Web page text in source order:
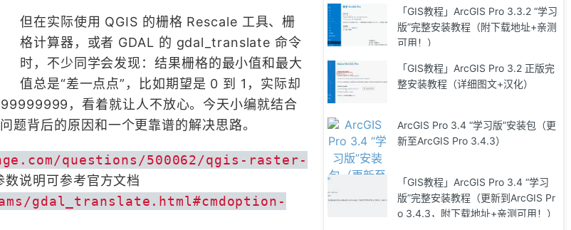
但在实际使用 QGIS 的栅格 Rescale 工具、栅
格计算器，或者 GDAL 的 gdal_translate 命令
时，不少同学会发现：结果栅格的最小值和最大
值总是“差一点点”，比如期望是 0 到 1，实际却
，看着就让人不放心。今天小编就结合
背后的原因和一个更靠谱的解决思路。
questions/500062/qgis-raster-
数说明可参考官方文档
gdal_translate.html#cmdoption-
「GIS教程」ArcGIS Pro 3.3.2 “学习
版”完整安装教程（附下载地址+亲测
可用！）
「GIS教程」ArcGIS Pro 3.2 正版完
整安装教程（详细图文+汉化）
ArcGIS Pro 3.4 “学习版”安装包（更
新至ArcGIS Pro 3.4.3）
「GIS教程」ArcGIS Pro 3.4 “学习
版”完整安装教程（更新到ArcGIS Pr
o 3.4.3，附下载地址+亲测可用！）